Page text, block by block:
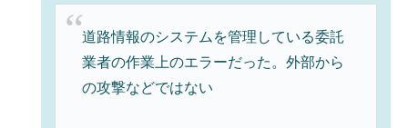
道路情報のシステムを管理している委託
業者の作業上のエラーだった。外部から
の攻撃などではない